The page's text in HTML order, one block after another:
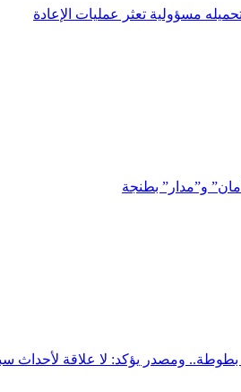
مسؤولية تعثر عمليات الإعادة
و”مدار” بطنجة
ومصدر يؤكد: لا علاقة لأحداث